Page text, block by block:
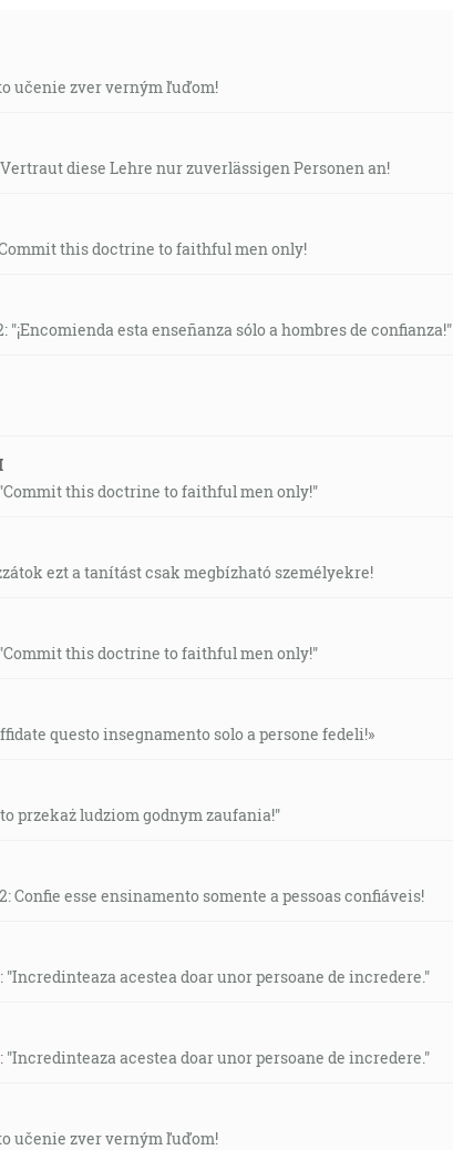
učenie zver verným ľuďom!
Vertraut diese Lehre nur zuverlässigen Personen an!
this doctrine to faithful men only!
"¡Encomienda esta enseñanza sólo a hombres de confianza!"
this doctrine to faithful men only!"
ezt a tanítást csak megbízható személyekre!
this doctrine to faithful men only!"
questo insegnamento solo a persone fedeli!»
przekaż ludziom godnym zaufania!"
Confie esse ensinamento somente a pessoas confiáveis!
"Incredinteaza acestea doar unor persoane de incredere."
"Incredinteaza acestea doar unor persoane de incredere."
učenie zver verným ľuďom!